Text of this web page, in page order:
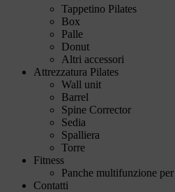
Tappetino Pilates
Box
Palle
Donut
Altri accessori
Attrezzatura Pilates
Wall unit
Barrel
Spine Corrector
Sedia
Spalliera
Torre
Fitness
Panche multifunzione per
Contatti